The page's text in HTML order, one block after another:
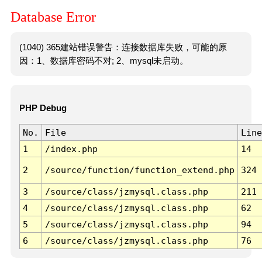
Database Error
(1040) 365建站错误警告：连接数据库失败，可能的原
因：1、数据库密码不对; 2、mysql未启动。
PHP Debug
No. File
Line
1
/index.php 14
2 /source/function/function_extend.php 324
3 /source/class/jzmysql.class.php
211
4
/source/class/jzmysql.class.php
62
5
/source/class/jzmysql.class.php
94
6
/source/class/jzmysql.class.php 76